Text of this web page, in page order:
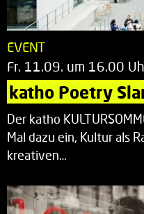
EVENT
Fr. 11.09. um 16.00
katho Poetry
Der katho
Mal dazu ein, Kultur als
kreativen…